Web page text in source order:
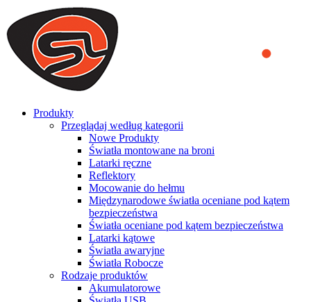
We use cookies to ensure that we provide you the best experience
on our website. By continuing to browse this website, you accept
that cookies are used to help us analyze how the website is used and
to offer you a better experience. To learn more or to find out how
you can disable cookies, you can access our
Produkty
Przeglądaj według kategorii
Nowe Produkty
Światła montowane na broni
Latarki ręczne
Reflektory
Mocowanie do hełmu
Międzynarodowe światła oceniane pod kątem
bezpieczeństwa
Światła oceniane pod kątem bezpieczeństwa
Latarki kątowe
Światła awaryjne
Światła Robocze
Rodzaje produktów
Akumulatorowe